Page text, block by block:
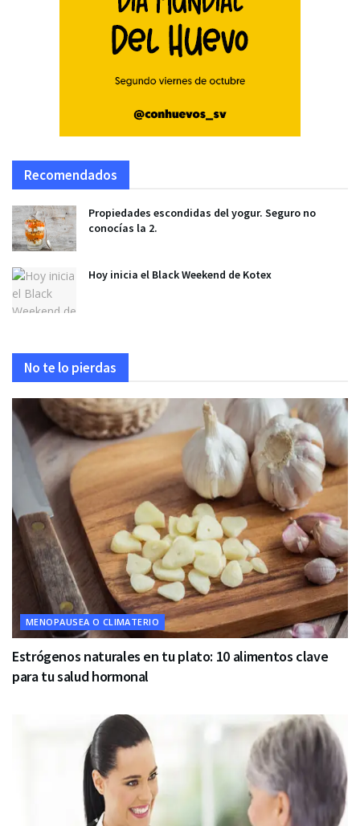
Recomendados
Propiedades escondidas del yogur. Seguro no
conocías la 2.
Hoy inicia el Black Weekend de Kotex
No te lo pierdas
MENOPAUSEA O CLIMATERIO
Estrógenos naturales en tu plato: 10 alimentos clave
para tu salud hormonal